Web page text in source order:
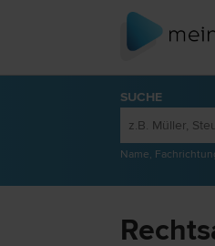
SUCHE
Name,